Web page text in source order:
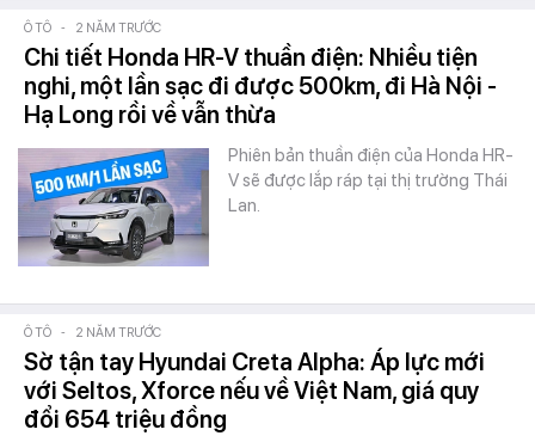
Ô TÔ - 2 NĂM TRƯỚC
Chi tiết Honda HR-V thuần điện: Nhiều tiện
nghi, một lần sạc đi được 500km, đi Hà Nội -
Hạ Long rồi về vẫn thừa
Phiên bản thuần điện của Honda HR-
V sẽ được lắp ráp tại thị trường Thái
Lan.
Ô TÔ - 2 NĂM TRƯỚC
Sờ tận tay Hyundai Creta Alpha: Áp lực mới
với Seltos, Xforce nếu về Việt Nam, giá quy
đổi 654 triệu đồng